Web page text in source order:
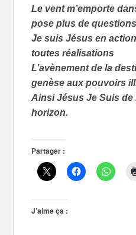
Le vent m’emporte
pose plus de questions
Je suis Jésus en
toutes réalisations
L’avènement de la
genèse aux pouvoirs
Ainsi Jésus Je Suis de
horizon.
Partager :
J’aime ça :